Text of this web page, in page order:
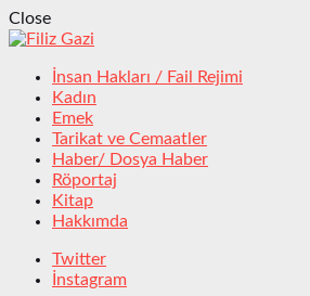
Close
İnsan Hakları / Fail Rejimi
Kadın
Emek
Tarikat ve Cemaatler
Haber/ Dosya Haber
Röportaj
Kitap
Hakkımda
Twitter
İnstagram